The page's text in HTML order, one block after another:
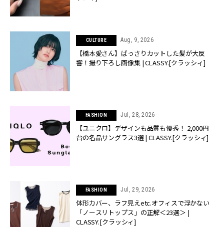
CULTURE Aug, 9, 2026
【橋本愛さん】ばっさりカットした髪が大反
響！撮り下ろし画像集 | CLASSY.[クラッシィ]
FASHION Jul, 28, 2026
【ユニクロ】デザインも品質も優秀！ 2,000円
台の名品サングラス3選 | CLASSY.[クラッシィ]
FASHION Jul, 29, 2026
体形カバー、ラフ見えetc.オフィスで浮かない
「ノースリトップス」の正解＜23選＞ |
CLASSY.[クラッシィ]